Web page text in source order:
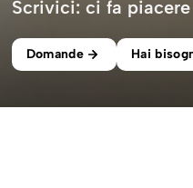
Scrivici: ci fa
Domande Hai